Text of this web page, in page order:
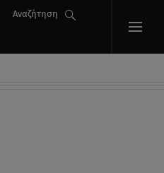
Αναζήτηση